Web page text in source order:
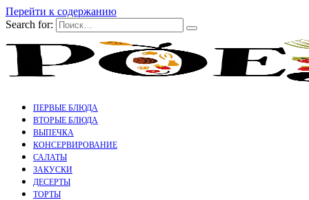
Перейти к содержанию
Search for:
ПЕРВЫЕ БЛЮДА
ВТОРЫЕ БЛЮДА
ВЫПЕЧКА
КОНСЕРВИРОВАНИЕ
САЛАТЫ
ЗАКУСКИ
ДЕСЕРТЫ
ТОРТЫ